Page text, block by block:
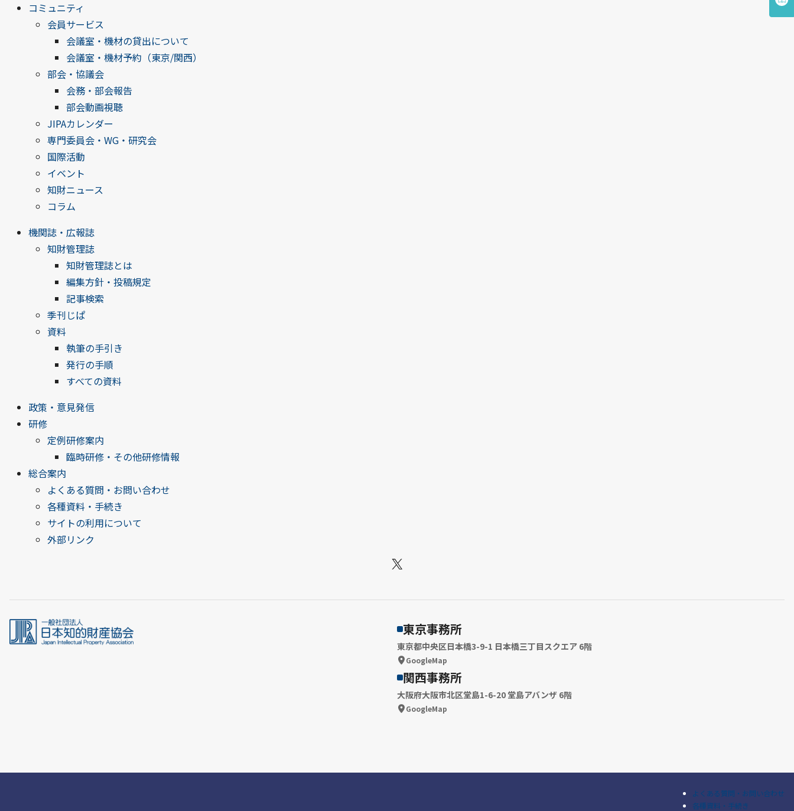
コミュニティ
会員サービス
会議室・機材の貸出について
会議室・機材予約（東京/関西）
部会・協議会
会務・部会報告
部会動画視聴
JIPAカレンダー
専門委員会・WG・研究会
国際活動
イベント
知財ニュース
コラム
機関誌・広報誌
知財管理誌
知財管理誌とは
編集方針・投稿規定
記事検索
季刊じぱ
資料
執筆の手引き
発行の手順
すべての資料
政策・意見発信
研修
定例研修案内
臨時研修・その他研修情報
総合案内
よくある質問・お問い合わせ
各種資料・手続き
サイトの利用について
外部リンク
X
東京事務所
東京都中央区日本橋3-9-1 日本橋三丁目スクエア 6階
GoogleMap
関西事務所
大阪府大阪市北区堂島1-6-20 堂島アバンザ 6階
GoogleMap
よくある質問・お問い合わせ
各種資料・手続き